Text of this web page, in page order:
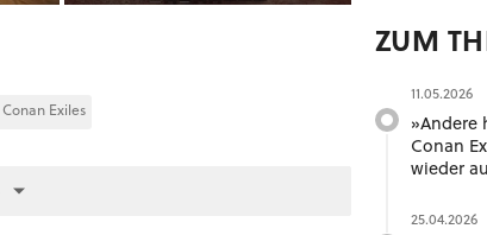
Conan Exiles
ZUM
11.05.2026
»Andere
Conan
wieder
25.04.2026